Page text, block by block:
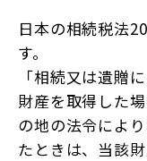
日本の相続税法
す。
「相続又は遺贈
財産を取得した
の地の法令によ
たときは、当該